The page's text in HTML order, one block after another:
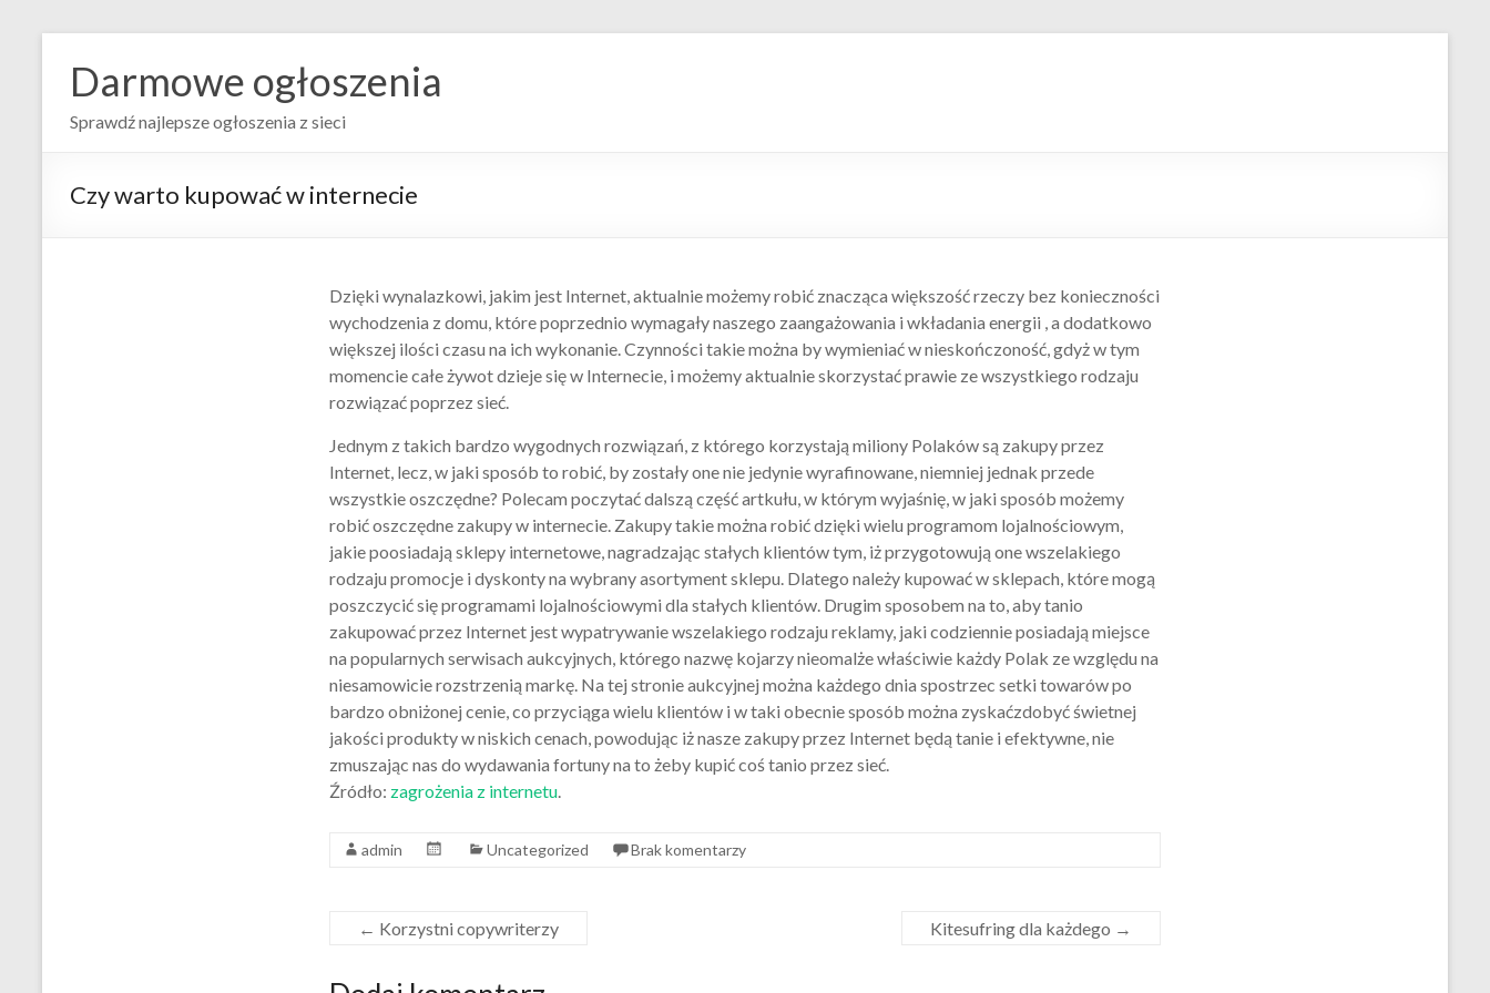
Darmowe ogłoszenia
Sprawdź najlepsze ogłoszenia z sieci
Czy warto kupować w internecie
Dzięki wynalazkowi, jakim jest Internet, aktualnie możemy robić znacząca większość rzeczy bez konieczności
wychodzenia z domu, które poprzednio wymagały naszego zaangażowania i wkładania energii , a dodatkowo
większej ilości czasu na ich wykonanie. Czynności takie można by wymieniać w nieskończoność, gdyż w tym
momencie całe żywot dzieje się w Internecie, i możemy aktualnie skorzystać prawie ze wszystkiego rodzaju
rozwiązać poprzez sieć.
Jednym z takich bardzo wygodnych rozwiązań, z którego korzystają miliony Polaków są zakupy przez
Internet, lecz, w jaki sposób to robić, by zostały one nie jedynie wyrafinowane, niemniej jednak przede
wszystkie oszczędne? Polecam poczytać dalszą część artkułu, w którym wyjaśnię, w jaki sposób możemy
robić oszczędne zakupy w internecie. Zakupy takie można robić dzięki wielu programom lojalnościowym,
jakie poosiadają sklepy internetowe, nagradzając stałych klientów tym, iż przygotowują one wszelakiego
rodzaju promocje i dyskonty na wybrany asortyment sklepu. Dlatego należy kupować w sklepach, które mogą
poszczycić się programami lojalnościowymi dla stałych klientów. Drugim sposobem na to, aby tanio
zakupować przez Internet jest wypatrywanie wszelakiego rodzaju reklamy, jaki codziennie posiadają miejsce
na popularnych serwisach aukcyjnych, którego nazwę kojarzy nieomalże właściwie każdy Polak ze względu na
niesamowicie rozstrzenią markę. Na tej stronie aukcyjnej można każdego dnia spostrzec setki towarów po
bardzo obniżonej cenie, co przyciąga wielu klientów i w taki obecnie sposób można zyskaćzdobyć świetnej
jakości produkty w niskich cenach, powodując iż nasze zakupy przez Internet będą tanie i efektywne, nie
zmuszając nas do wydawania fortuny na to żeby kupić coś tanio przez sieć.
Źródło: zagrożenia z internetu.
admin Uncategorized Brak komentarzy
← Korzystni copywriterzy Kitesufring dla każdego →